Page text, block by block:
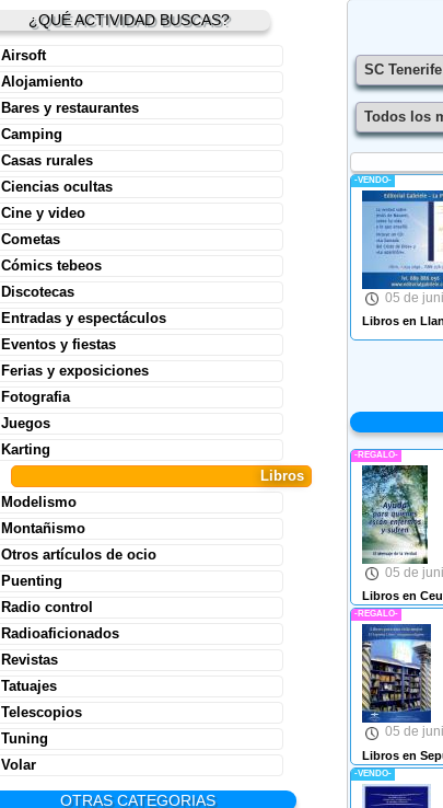
¿QUÉ ACTIVIDAD BUSCAS?
Airsoft
Alojamiento
Bares y restaurantes
Camping
Casas rurales
Ciencias ocultas
Cine y video
Cometas
Cómics tebeos
Discotecas
Entradas y espectáculos
Eventos y fiestas
Ferias y exposiciones
Fotografia
Juegos
Karting
Libros
Modelismo
Montañismo
Otros artículos de ocio
Puenting
Radio control
Radioaficionados
Revistas
Tatuajes
Telescopios
Tuning
Volar
OTRAS CATEGORIAS
-VENDO-
05 de
Libros en
-REGALO-
05 de
Libros en
-REGALO-
05 de
Libros en
-VENDO-